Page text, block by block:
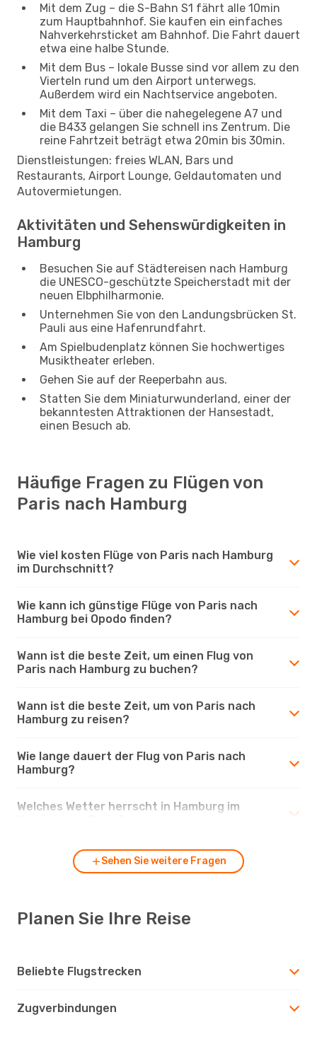
Mit dem Zug – die S-Bahn S1 fährt alle 10min
zum Hauptbahnhof. Sie kaufen ein einfaches
Nahverkehrsticket am Bahnhof. Die Fahrt dauert
etwa eine halbe Stunde.
Mit dem Bus – lokale Busse sind vor allem zu den
Vierteln rund um den Airport unterwegs.
Außerdem wird ein Nachtservice angeboten.
Mit dem Taxi – über die nahegelegene A7 und
die B433 gelangen Sie schnell ins Zentrum. Die
reine Fahrtzeit beträgt etwa 20min bis 30min.
Dienstleistungen: freies WLAN, Bars und
Restaurants, Airport Lounge, Geldautomaten und
Autovermietungen.
Aktivitäten und Sehenswürdigkeiten in
Hamburg
Besuchen Sie auf Städtereisen nach Hamburg
die UNESCO-geschützte Speicherstadt mit der
neuen Elbphilharmonie.
Unternehmen Sie von den Landungsbrücken St.
Pauli aus eine Hafenrundfahrt.
Am Spielbudenplatz können Sie hochwertiges
Musiktheater erleben.
Gehen Sie auf der Reeperbahn aus.
Statten Sie dem Miniaturwunderland, einer der
bekanntesten Attraktionen der Hansestadt,
einen Besuch ab.
Häufige Fragen zu Flügen von
Paris nach Hamburg
Wie viel kosten Flüge von Paris nach Hamburg
im Durchschnitt?
Wie kann ich günstige Flüge von Paris nach
Hamburg bei Opodo finden?
Wann ist die beste Zeit, um einen Flug von
Paris nach Hamburg zu buchen?
Wann ist die beste Zeit, um von Paris nach
Hamburg zu reisen?
Wie lange dauert der Flug von Paris nach
Hamburg?
Welches Wetter herrscht in Hamburg im
Sehen Sie weitere Fragen
Planen Sie Ihre Reise
Beliebte Flugstrecken
Zugverbindungen